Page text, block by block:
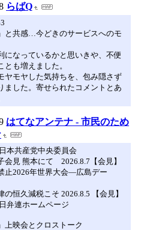
らばQ
と共感…今どきのサービスへのモ
になっているかと思いきや、不便
も増えました。
ヤモヤした気持ちを、包み隠さず
ました。寄せられたコメントとあ
はてなアンテナ - 市民のため
本共産党中央委員会
会見 熊本にて 2026.8.7【会見】
止2026年世界大会―広島デー
の恒久減税こそ 2026.8.5 【会見】
弁連ホームページ
上映会とクロストーク